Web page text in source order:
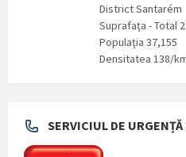
District Santarém
Suprafaţa - Total
Populaţia 37,155
Densitatea 138/
SERVICIUL DE URGENȚĂ